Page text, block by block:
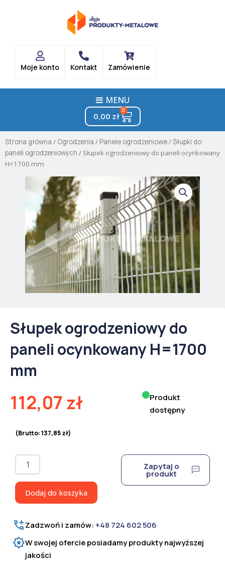
Moje konto Kontakt Zamówienie
MENU
0,00 zł
0
Cart
Strona główna / Ogrodzenia / Panele ogrodzeniowe/Słupki do
paneli ogrodzeniowych / Słupek ogrodzeniowy do paneli ocynkowany
H=1700 mm
Słupek ogrodzeniowy do
paneli ocynkowany H=1700
mm
112,07 zł
(Brutto:137,85zł)
Produkt
dostępny
ilość
Słupek
do
paneli
H=1700
mm
Dodaj do koszyka
Zapytaj o
produkt
Zadzwoń i zamów: +48 724 602 506
W swojej ofercie posiadamy produkty najwyższej
jakości